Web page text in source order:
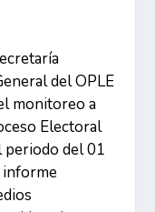
del OPLE
monitoreo a
Electoral
del 01
informe